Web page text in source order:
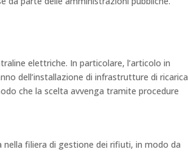
elettriche. In particolare, l’articolo in
dell’installazione di infrastrutture di ricarica
che la scelta avvenga tramite procedure
filiera di gestione dei rifiuti, in modo da